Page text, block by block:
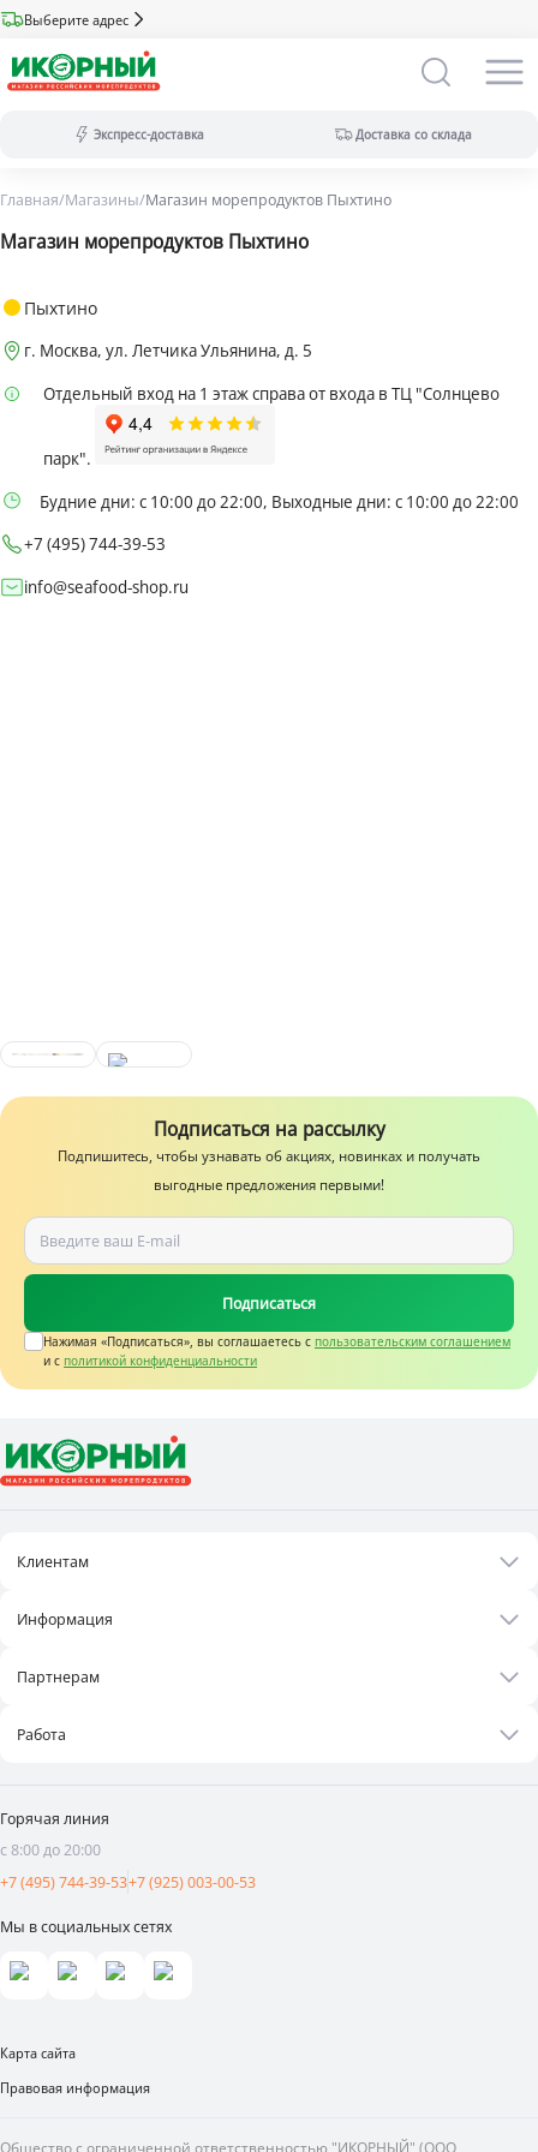
Выберите адрес
Экспресс-доставка Доставка со склада
меньше).
Доставка со склада:
Доступны все виды оплат.
Главная/Магазины/Магазин морепродуктов Пыхтино
Магазин морепродуктов Пыхтино
Пыхтино
г. Москва, ул. Летчика Ульянина, д. 5
Отдельный вход на 1 этаж справа от входа в ТЦ "Солнцево
парк".
Будние дни: с 10:00 до 22:00, Выходные дни: с 10:00 до 22:00
+7 (495) 744-39-53
info@seafood-shop.ru
Подписаться на рассылку
Подпишитесь, чтобы узнавать об акциях, новинках и получать
выгодные предложения первыми!
Подписаться
Нажимая «Подписаться», вы соглашаетесь c пользовательским соглашением
и с политикой конфиденциальности
Клиентам
Бонусная программа
Информация
Статьи
Видеоотзывы
Партнерам
Поставщикам
Аренда площадей
Реклама и продвижение
Работа
Вакансии
Мы в социальных сетях
Горячая линия
с 8:00 до 20:00
+7 (495) 744-39-53+7 (925) 003-00-53
Карта сайта
Правовая информация